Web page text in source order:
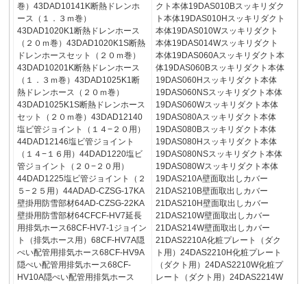
巻）43DAD10141K断熱ドレンホ
ース（１．３ｍ巻）
43DAD1020K1断熱ドレンホース
（２０ｍ巻）43DAD1020K1S断熱
ドレンホースセット（２０ｍ巻）
43DAD10201K断熱ドレンホース
（１．３ｍ巻）43DAD1025K1断
熱ドレンホース（２０ｍ巻）
43DAD1025K1S断熱ドレンホース
セット（２０ｍ巻）43DAD12140
塩ビ管ジョイント（１４−２０用）
44DAD12146塩ビ管ジョイント
（１４−１６用）44DAD1220塩ビ
管ジョイント（２０−２０用）
44DAD1225塩ビ管ジョイント（２
５−２５用）44ADAD-CZSG-17KA
壁掛用防雪部材64AD-CZSG-22KA
壁掛用防雪部材64CFCF-HV7延長
用排気ホース68CF-HV7-1ジョイン
ト（排気ホース用）68CF-HV7A隠
ぺい配管用排気ホース68CF-HV9A
隠ぺい配管用排気ホース68CF-
HV10A隠ぺい配管用排気ホース
クト本体19DAS010Bスッキリダク
ト本体19DAS010Hスッキリダクト
本体19DAS010Wスッキリダクト
本体19DAS014Wスッキリダクト
本体19DAS060Aスッキリダクト本
体19DAS060Bスッキリダクト本体
19DAS060Hスッキリダクト本体
19DAS060NSスッキリダクト本体
19DAS060Wスッキリダクト本体
19DAS080Aスッキリダクト本体
19DAS080Bスッキリダクト本体
19DAS080Hスッキリダクト本体
19DAS080NSスッキリダクト本体
19DAS080Wスッキリダクト本体
19DAS210A壁面取出しカバー
21DAS210B壁面取出しカバー
21DAS210H壁面取出しカバー
21DAS210W壁面取出しカバー
21DAS214W壁面取出しカバー
21DAS2210A化粧プレート（ダク
ト用）24DAS2210H化粧プレート
（ダクト用）24DAS2210W化粧プ
レート（ダクト用）24DAS2214W